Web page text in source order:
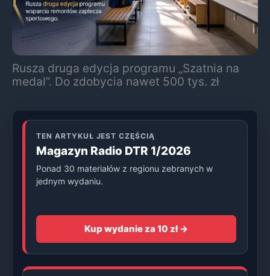
Rusza druga edycja programu „Szatnia na
medal”. Do zdobycia nawet 500 tys. zł
TEN ARTYKUŁ JEST CZĘŚCIĄ
Magazyn Radio DTR 1/2026
Ponad 30 materiałów z regionu zebranych w
jednym wydaniu.
Kup wydanie za 10 zł →